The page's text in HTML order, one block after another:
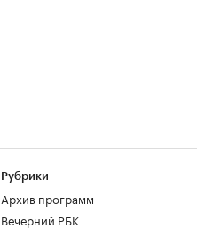
Рубрики
Архив программ
Вечерний РБК